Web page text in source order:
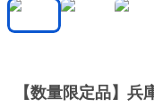
【数量限定品】